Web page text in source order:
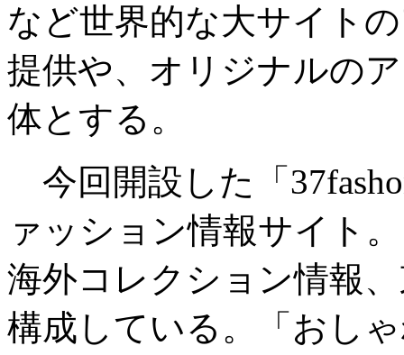
など世界的な大サイト
提供や、オリジナルの
体とする。
今回開設した「
ァッション情報サイト
海外コレクション情報
構成している。「おし